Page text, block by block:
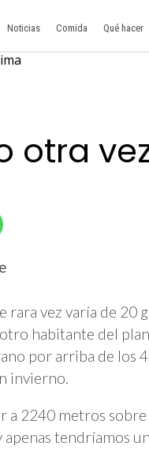
Noticias Comida Qué hacer
otra
rara vez varía de 20
habitante del
por arriba de los
invierno.
a 2240 metros
apenas tendríamos